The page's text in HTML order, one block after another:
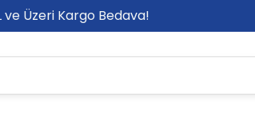
ve Üzeri Kargo Bedava!